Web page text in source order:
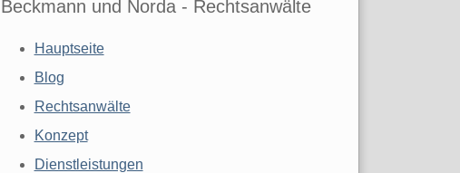
Beckmann und Norda - Rechtsanwälte
Hauptseite
Blog
Rechtsanwälte
Konzept
Dienstleistungen